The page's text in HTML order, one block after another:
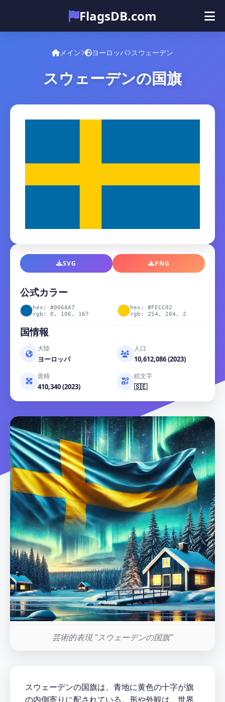
FlagsDB.com
メイン
クイズ
メイン ヨーロッパ スウェーデン
スウェーデンの国旗
SVG PNG
公式カラー
hex: #006AA7
rgb: 0, 106, 167
hex: #FECC02
rgb: 254, 204, 2
国情報
大陸
ヨーロッパ
人口
10,612,086 (2023)
面積
410,340 (2023)
絵文字
🇸🇪
芸術的表現 "スウェーデンの国旗"
スウェーデンの国旗は、青地に黄色の十字が旗
の内側寄りに配されている。形や外観は、世界